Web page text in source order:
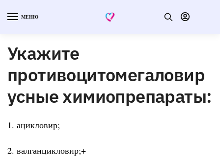
МЕНЮ
Укажите
противоцитомегаловир
усные химиопрепараты:
1. ацикловир;
2. валганцикловир;+